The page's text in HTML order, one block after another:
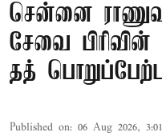
சென்னை
சேவை
தத்
Published on: 06 Aug 2026,